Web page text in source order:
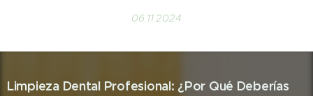
06.11.2024
Limpieza Dental Profesional: ¿Por Qué Deberías